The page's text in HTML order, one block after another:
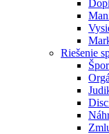
Riešenie